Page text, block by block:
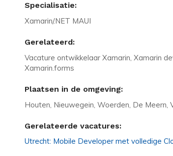
Specialisatie:
Xamarin/.NET MAUI
Gerelateerd:
Vacature ontwikkelaar Xamarin, Xamarin
Xamarin.forms
Plaatsen in de omgeving:
Houten, Nieuwegein, Woerden, De Meern,
Gerelateerde vacatures:
Utrecht: Mobile Developer met volledige